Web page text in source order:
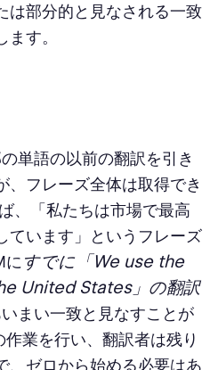
は部分的と見なされる一致
す。
単語の以前の翻訳を引き
、フレーズ全体は取得でき
、「私たちは市場で最高
ています」というフレーズ
に すでに「We use the
United States」の翻訳
まい一致と見なすことが
業を行い、翻訳者は残り
、ゼロから始める必要はあ